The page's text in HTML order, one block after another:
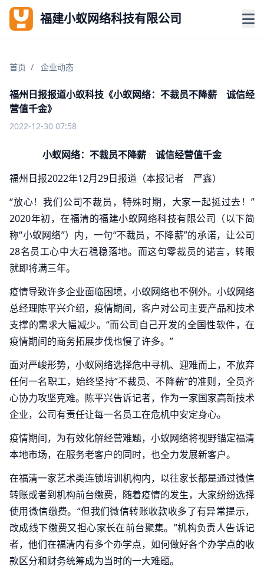
福建小蚁网络科技有限公司
首页 / 企业动态
福州日报报道小蚁科技《小蚁网络：不裁员不降薪 诚信经
营值千金》
2022-12-30 07:58
小蚁网络：不裁员不降薪 诚信经营值千金
福州日报2022年12月29日报道（本报记者 严鑫）
“放心！我们公司不裁员，特殊时期，大家一起挺过去！”
2020年初，在福清的福建小蚁网络科技有限公司（以下简
称“小蚁网络”）内，一句“不裁员，不降薪”的承诺，让公司
28名员工心中大石稳稳落地。而这句零裁员的诺言，转眼
就即将满三年。
疫情导致许多企业面临困境，小蚁网络也不例外。小蚁网络
总经理陈平兴介绍，疫情期间，客户对公司主要产品和技术
支撑的需求大幅减少。“而公司自己开发的全国性软件，在
疫情期间的商务拓展步伐也慢了许多。”
面对严峻形势，小蚁网络选择危中寻机、迎难而上，不放弃
任何一名职工，始终坚持“不裁员、不降薪”的准则，全员齐
心协力攻坚克难。陈平兴告诉记者，作为一家国家高新技术
企业，公司有责任让每一名员工在危机中安定身心。
疫情期间，为有效化解经营难题，小蚁网络将视野锚定福清
本地市场，在服务老客户的同时，也全力发展新客户。
在福清一家艺术类连锁培训机构内，以往家长都是通过微信
转账或者到机构前台缴费，随着疫情的发生，大家纷纷选择
使用微信缴费。“但我们微信转账收款收多了有异常提示，
改成线下缴费又担心家长在前台聚集。”机构负责人告诉记
者，他们在福清内有多个办学点，如何做好各个办学点的收
款区分和财务统筹成为当时的一大难题。